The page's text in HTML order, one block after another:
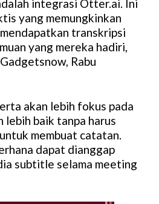
integrasi Otter.ai. Ini
yang memungkinkan
transkripsi
yang mereka hadiri,
Rabu
akan lebih fokus pada
baik tanpa harus
membuat catatan.
dapat dianggap
subtitle selama meeting